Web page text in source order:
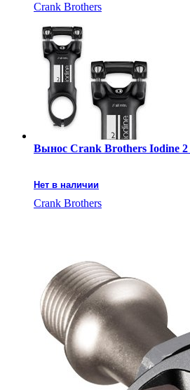
Crank Brothers
Вынос Crank Brothers Iodine
Нет в наличии
Crank Brothers